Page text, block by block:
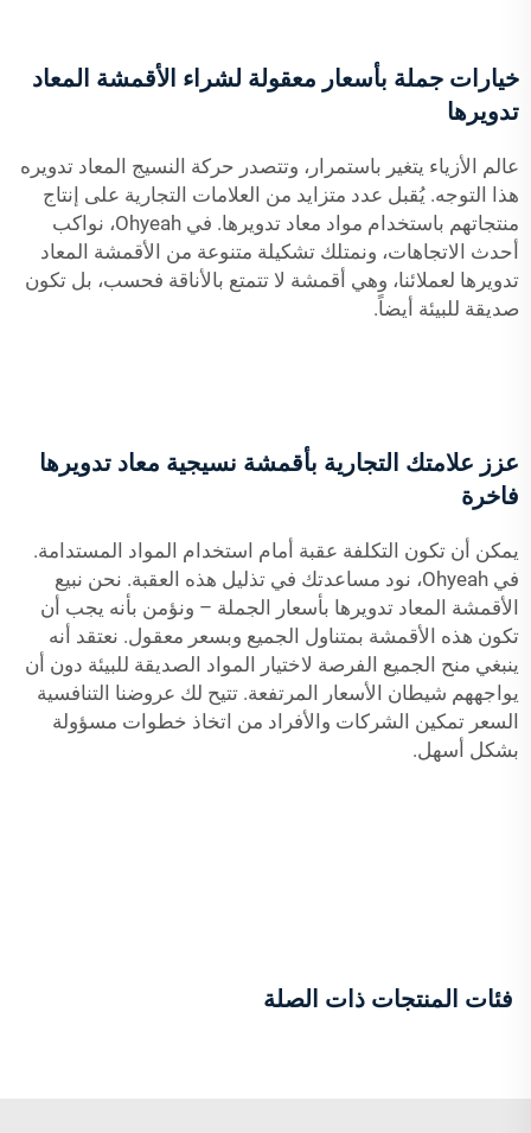
خيارات جملة بأسعار معقولة لشراء الأقمشة المعاد
تدويرها
عالم الأزياء يتغير باستمرار، وتتصدر حركة النسيج المعاد تدويره
هذا التوجه. يُقبل عدد متزايد من العلامات التجارية على إنتاج
منتجاتهم باستخدام مواد معاد تدويرها. في Ohyeah، نواكب
أحدث الاتجاهات، ونمتلك تشكيلة متنوعة من الأقمشة المعاد
تدويرها لعملائنا، وهي أقمشة لا تتمتع بالأناقة فحسب، بل تكون
صديقة للبيئة أيضاً.
عزز علامتك التجارية بأقمشة نسيجية معاد تدويرها
فاخرة
يمكن أن تكون التكلفة عقبة أمام استخدام المواد المستدامة.
في Ohyeah، نود مساعدتك في تذليل هذه العقبة. نحن نبيع
الأقمشة المعاد تدويرها بأسعار الجملة – ونؤمن بأنه يجب أن
تكون هذه الأقمشة بمتناول الجميع وبسعر معقول. نعتقد أنه
ينبغي منح الجميع الفرصة لاختيار المواد الصديقة للبيئة دون أن
يواجههم شيطان الأسعار المرتفعة. تتيح لك عروضنا التنافسية
السعر تمكين الشركات والأفراد من اتخاذ خطوات مسؤولة
بشكل أسهل.
فئات المنتجات ذات الصلة